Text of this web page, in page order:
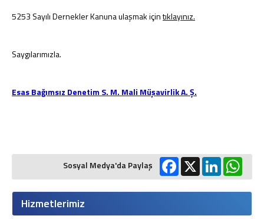
5253 Sayılı Dernekler Kanuna ulaşmak içintıklayınız.
Saygılarımızla.
Esas Bağımsız Denetim S. M. Mali Müşavirlik A. Ş.
Sosyal Medya'da Paylaş Facebook
X LinkedIn
Hizmetlerimiz